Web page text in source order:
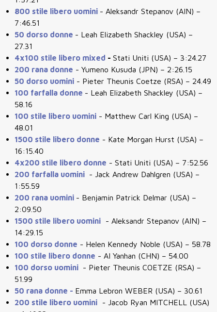
800 stile libero uomini - Aleksandr Stepanov (AIN) –
7:46.51
50 dorso donne - Leah Elizabeth Shackley (USA) –
27.31
4x100 stile libero mixed - Stati Uniti (USA) – 3:24.27
200 rana donne - Yumeno Kusuda (JPN) – 2:26.15
50 dorso uomini - Pieter Theunis Coetze (RSA) – 24.49
100 farfalla donne - Leah Elizabeth Shackley (USA) –
58.16
100 stile libero uomini - Matthew Carl King (USA) –
48.01
1500 stile libero donne - Kate Morgan Hurst (USA) –
16:15.40
4x200 stile libero donne - Stati Uniti (USA) – 7:52.56
200 farfalla uomini - Jack Andrew Dahlgren (USA) –
1:55.59
200 rana uomini - Benjamin Patrick Delmar (USA) –
2:09.50
1500 stile libero uomini - Aleksandr Stepanov (AIN) –
14:29.15
100 dorso donne - Helen Kennedy Noble (USA) – 58.78
100 stile libero donne - AI Yanhan (CHN) – 54.00
100 dorso uomini - Pieter Theunis COETZE (RSA) –
51.99
50 rana donne - Emma Lebron WEBER (USA) – 30.61
200 stile libero uomini - Jacob Ryan MITCHELL (USA)